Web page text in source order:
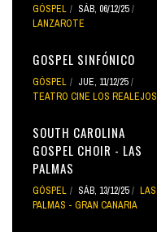
GÓSPEL
SÁB, 06/12/25
LANZAROTE
GOSPEL SINFÓNICO
GÓSPEL
JUE, 11/12/25
TEATRO CINE LOS REALEJOS
SOUTH CAROLINA
GOSPEL CHOIR - LAS
PALMAS
GÓSPEL SÁB, 13/12/25
LAS
PALMAS - GRAN CANARIA